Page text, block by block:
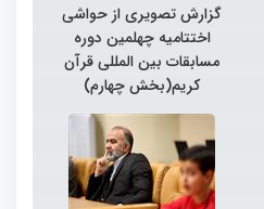
گزارش تصویری از حواشی
اختتامیه چهلمین دوره
مسابقات بین المللی قرآن
کریم(بخش چهارم)